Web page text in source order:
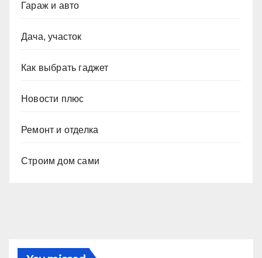
Гараж и авто
Дача, участок
Как выбрать гаджет
Новости плюс
Ремонт и отделка
Строим дом сами